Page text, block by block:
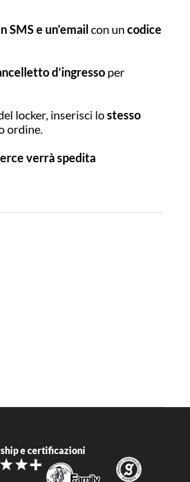
SMS e un’email con un codice
d’ingresso per
locker, inserisci lostesso
ordine.
verrà spedita
e certificazioni